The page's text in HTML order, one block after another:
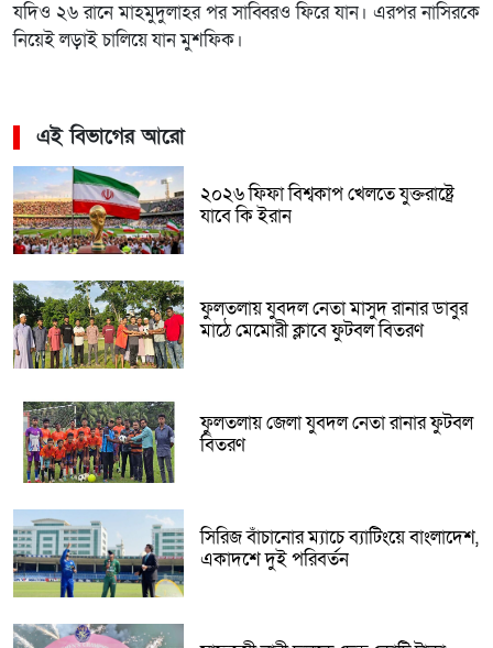
যদিও ২৬ রানে মাহমুদুলাহর পর সাব্বিরও ফিরে যান। এরপর নাসিরকে
নিয়েই লড়াই চালিয়ে যান মুশফিক।
এই বিভাগের আরো
২০২৬ ফিফা বিশ্বকাপ খেলতে যুক্তরাষ্ট্রে
যাবে কি ইরান
ফুলতলায় যুবদল নেতা মাসুদ রানার ডাবুর
মাঠে মেমোরী ক্লাবে ফুটবল বিতরণ
ফুলতলায় জেলা যুবদল নেতা রানার ফুটবল
বিতরণ
সিরিজ বাঁচানোর ম্যাচে ব্যাটিংয়ে বাংলাদেশ,
একাদশে দুই পরিবর্তন